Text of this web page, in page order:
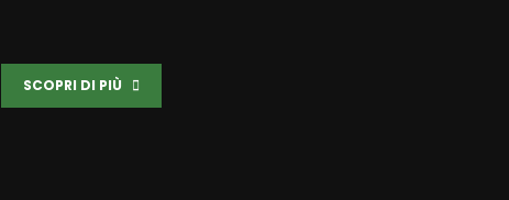
SCOPRI DI PIÙ